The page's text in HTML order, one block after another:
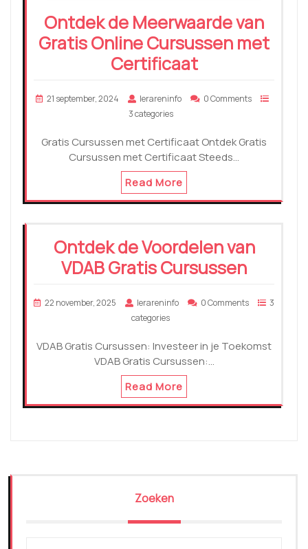
Ontdek de Meerwaarde van
Gratis Online Cursussen met
Certificaat
21 september, 2024 lerareninfo
0 Comments
3 categories
Gratis Cursussen met Certificaat Ontdek Gratis
Cursussen met Certificaat Steeds…
Read More
Ontdek de Voordelen van
VDAB Gratis Cursussen
22 november, 2025 lerareninfo 0 Comments
3
categories
VDAB Gratis Cursussen: Investeer in je Toekomst
VDAB Gratis Cursussen:…
Read More
Zoeken